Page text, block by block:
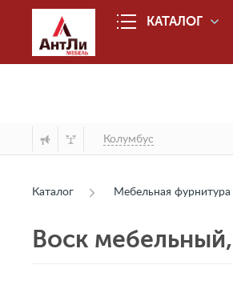
КАТАЛОГ
Колумбус
Каталог Мебельная фурнитура
Воск